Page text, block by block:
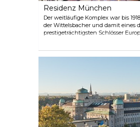
Residenz München
Der weitläufige Komplex war bis
der Wittelsbacher und damit eines
prestigeträchtigsten Schlösser
Gebäude beherbergt das
einen Einblick in vier
Kultur zu bekommen. Verpassen
Residenz. Er ist einer der schönsten
Gärten nördlich der Alpen und eine
mit einem herrlichen Blick auf die